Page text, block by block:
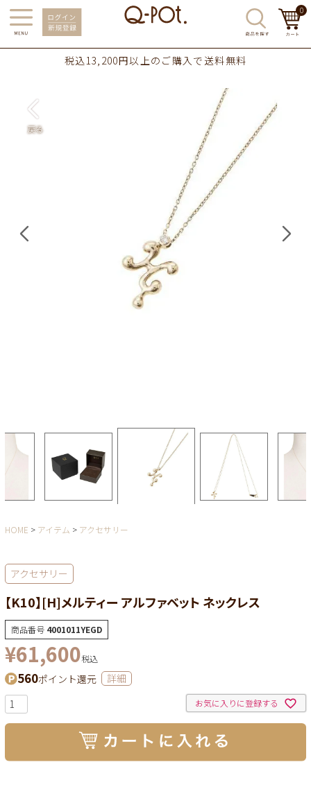
0
税込13,200円以上のご購入で送料無料
HOME アイテム アクセサリー
アクセサリー
【K10】[H]メルティー アルファベット ネックレス
商品番号 4001011YEGD
¥61,600税込
560ポイント還元 詳細
お気に入りに登録する